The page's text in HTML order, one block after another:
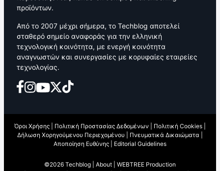
προϊόντων.
Από το 2007 μέχρι σήμερα, το Techblog αποτελεί
σταθερό σημείο αναφοράς για την ελληνική
τεχνολογική κοινότητα, με ενεργή κοινότητα
αναγνωστών και συνεργασίες με κορυφαίες εταιρείες
τεχνολογίας.
Όροι Χρήσης Πολιτική Προστασίας Δεδομένων Πολιτική Cookies
Δήλωση Χορηγούμενου Περιεχομένου
Πνευματικά Δικαιώματα
Αποποίηση Ευθύνης
Editorial Guidelines
©2026 Techblog | About
WEBTREE Production